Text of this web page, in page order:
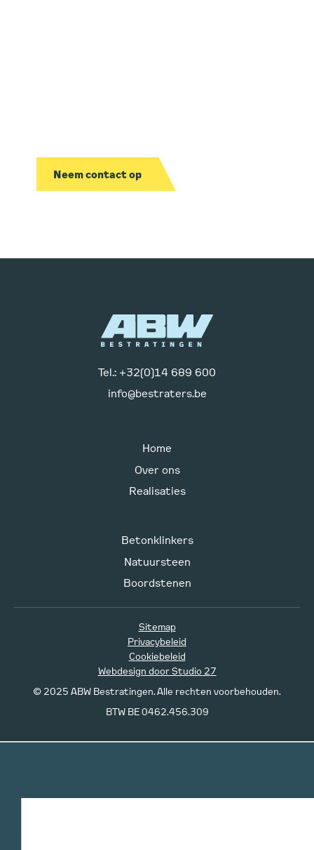
Neem contact op
Tel.: +32(0)14 689 600
info@bestraters.be
Home
Over ons
Realisaties
Betonklinkers
Natuursteen
Boordstenen
© 2025 ABW Bestratingen. Alle rechten voorbehouden.
BTW BE 0462.456.309
Sitemap
Privacybeleid
Cookiebeleid
Webdesign door Studio 27